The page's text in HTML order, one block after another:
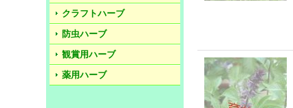
クラフトハーブ
防虫ハーブ
観賞用ハーブ
薬用ハーブ